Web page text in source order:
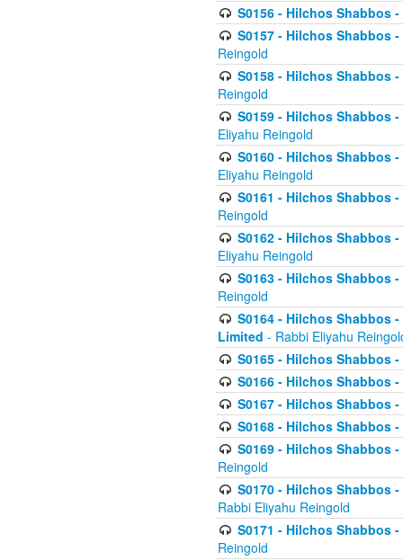
S0156 - Hilchos Shabbos
S0157 - Hilchos Shabbos
Reingold
S0158 - Hilchos Shabbos
Reingold
S0159 - Hilchos Shabbos
Eliyahu Reingold
S0160 - Hilchos Shabbos
Eliyahu Reingold
S0161 - Hilchos Shabbos
Reingold
S0162 - Hilchos Shabbos
Eliyahu Reingold
S0163 - Hilchos Shabbos
Reingold
S0164 - Hilchos Shabbos
Limited - Rabbi Eliyahu
S0165 - Hilchos Shabbos
S0166 - Hilchos Shabbos
S0167 - Hilchos Shabbos
S0168 - Hilchos Shabbos
S0169 - Hilchos Shabbos
Reingold
S0170 - Hilchos Shabbos
Rabbi Eliyahu Reingold
S0171 - Hilchos Shabbos
Reingold